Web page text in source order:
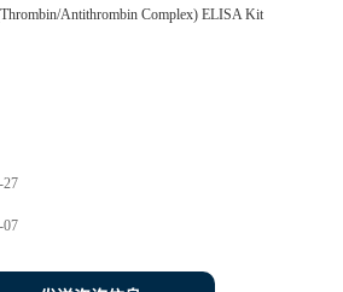
Antithrombin Complex) ELISA Kit
27
07